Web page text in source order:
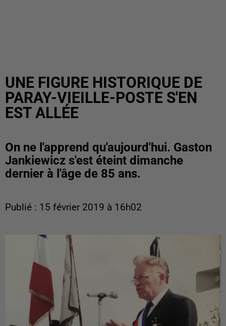
UNE FIGURE HISTORIQUE DE
PARAY-VIEILLE-POSTE S'EN
EST ALLÉE
On ne l'apprend qu'aujourd'hui. Gaston
Jankiewicz s'est éteint dimanche
dernier à l'âge de 85 ans.
Publié : 15 février 2019 à 16h02